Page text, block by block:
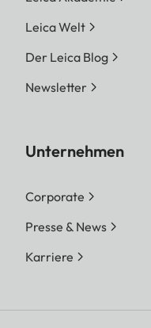
Leica Welt
Der Leica Blog
Newsletter
Unternehmen
Corporate
Presse & News
Karriere